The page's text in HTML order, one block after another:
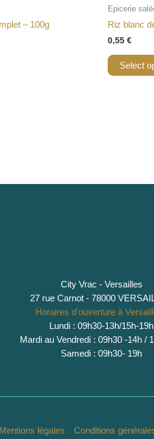
– 100g
Epicerie
Riz blanc
0,55 €
Select
City Vrac - Versailles
27 rue Carnot - 78000
Horaires d'ouverture à
Lundi : 09h30-13h/15h-19h
Mardi au Vendredi : 09h30 -14h /
Samedi : 09h30- 19h
Mentions légales Conditions